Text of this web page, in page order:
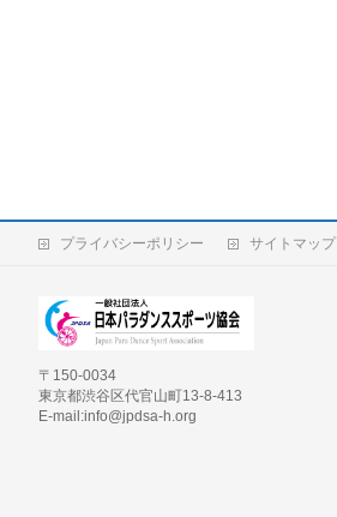
プライバシーポリシー サイトマップ
〒150-0034
東京都渋谷区代官山町13-8-413
E-mail:info@jpdsa-h.org